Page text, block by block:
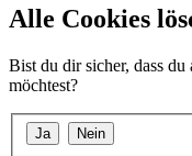
Alle Cookies
Bist du dir sicher, dass
möchtest?